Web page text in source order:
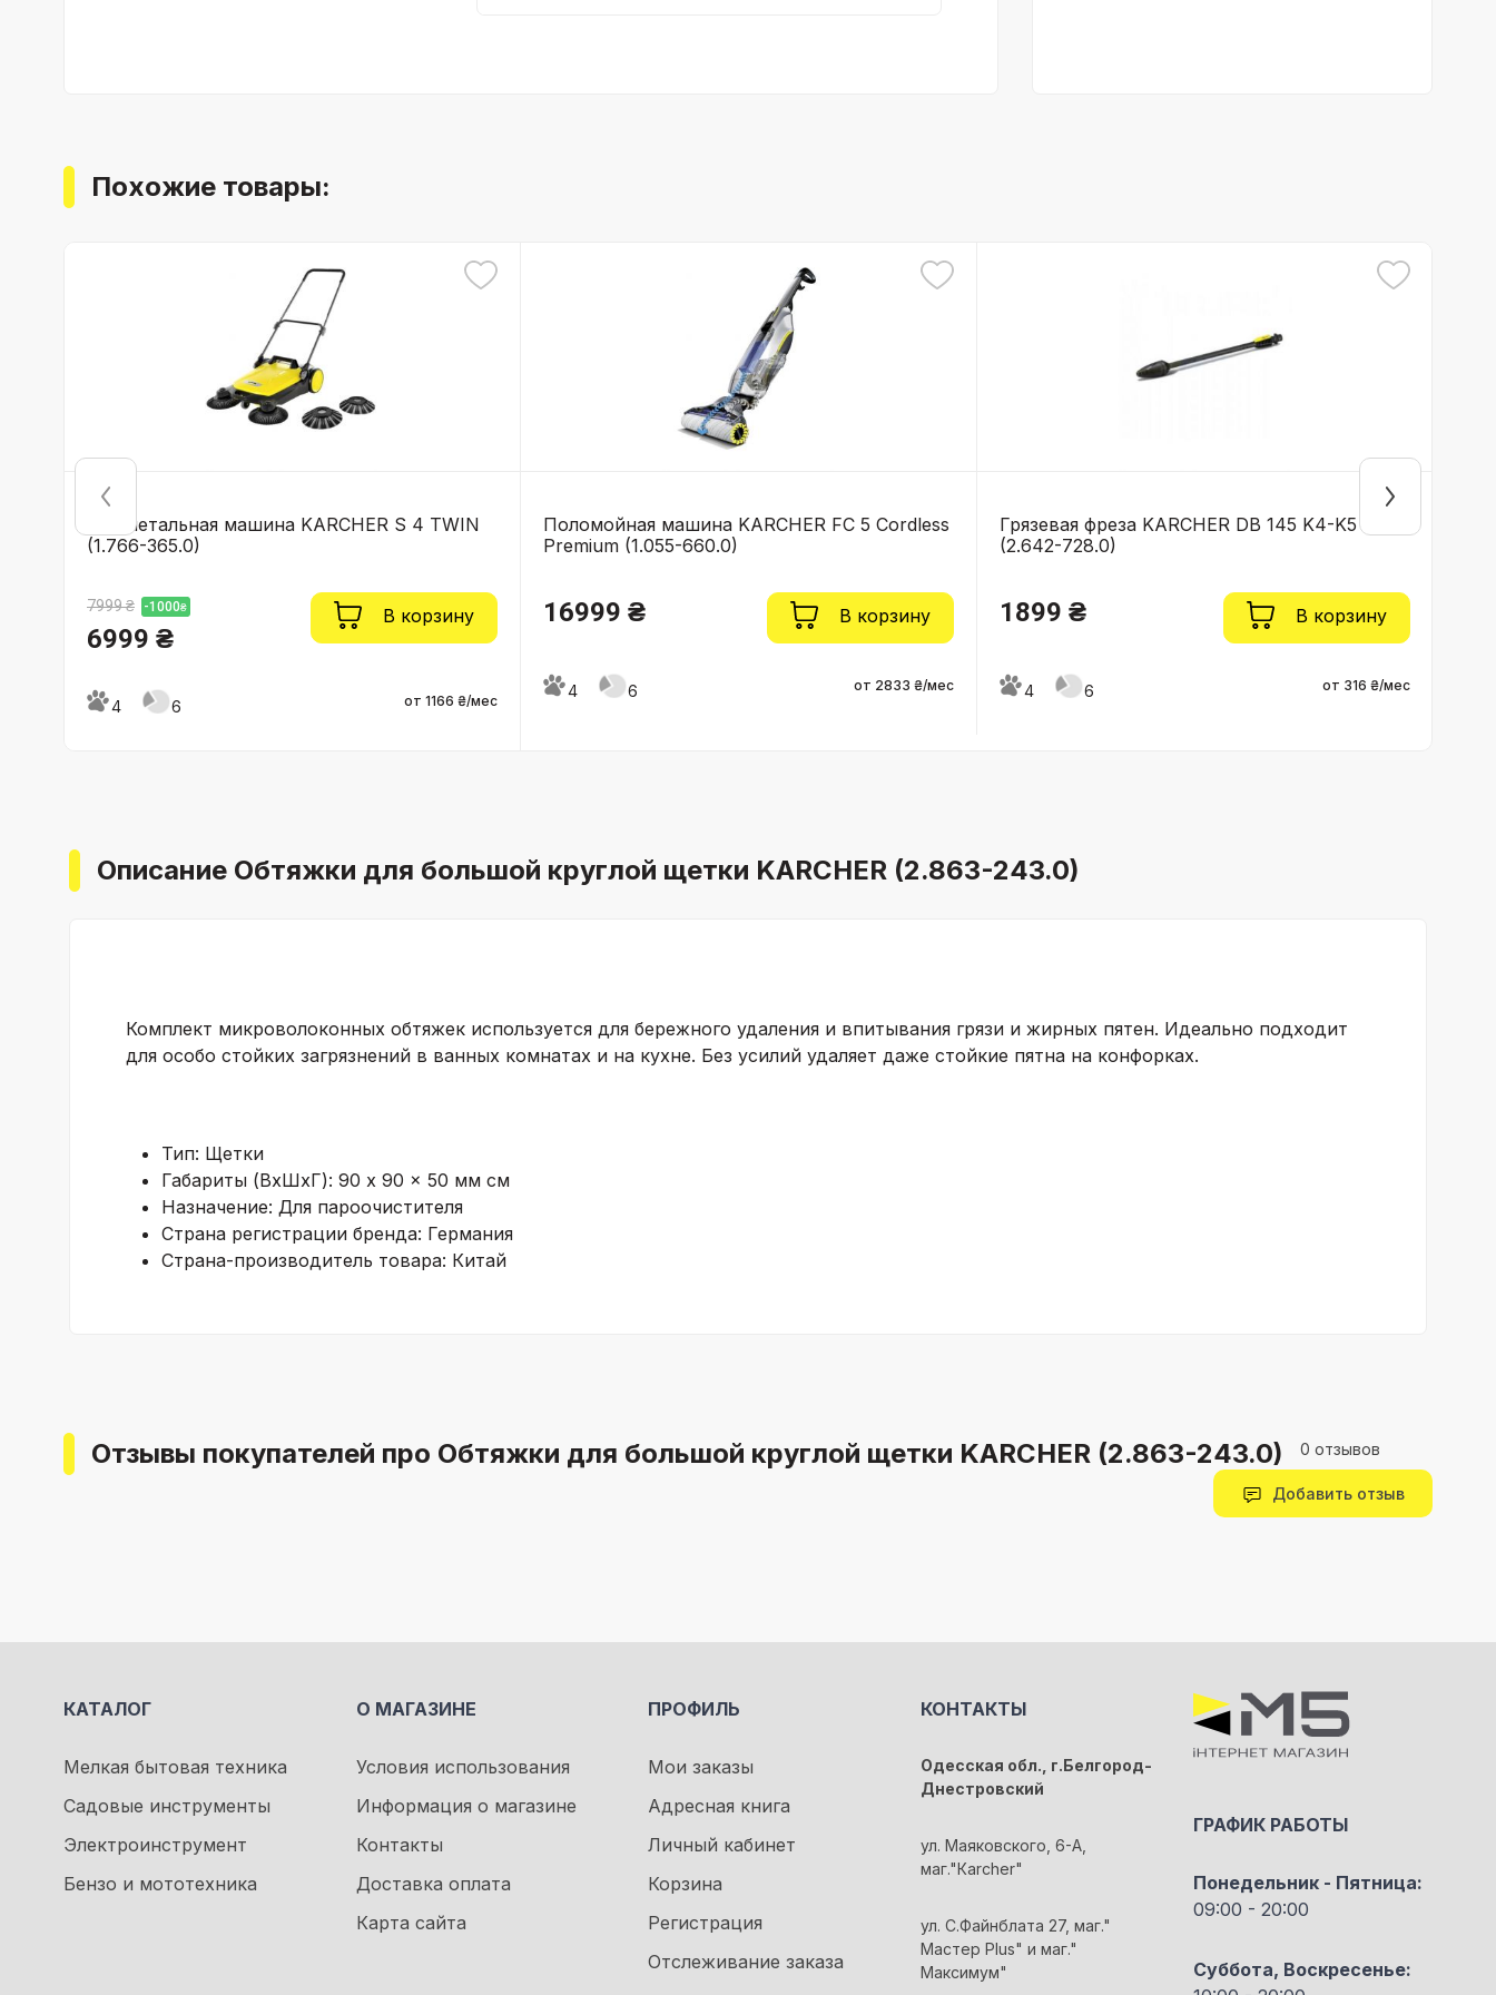
Похожие товары:
Подметальная машина KARCHER S 4 TWIN
(1.766-365.0)
7999 ₴ -1000₴
6999 ₴
В корзину
4 6 от 1166 ₴/мес
Поломойная машина KARCHER FC 5 Cordless
Premium (1.055-660.0)
16999 ₴ В корзину
4 6 от 2833 ₴/мес
Грязевая фреза KARCHER DB 145 K4-K5
(2.642-728.0)
1899 ₴ В корзину
4 6 от 316 ₴/мес
Описание Обтяжки для большой круглой щетки KARCHER (2.863-243.0)
Комплект микроволоконных обтяжек используется для бережного удаления и впитывания грязи и жирных пятен. Идеально подходит
для особо стойких загрязнений в ванных комнатах и на кухне. Без усилий удаляет даже стойкие пятна на конфорках.
Тип: Щетки
Габариты (ВхШхГ): 90 x 90 x 50 мм см
Назначение: Для пароочистителя
Страна регистрации бренда: Германия
Страна-производитель товара: Китай
Отзывы покупателей про Обтяжки для большой круглой щетки KARCHER (2.863-243.0) 0 отзывов
Добавить отзыв
КАТАЛОГ
Мелкая бытовая техника
Садовые инструменты
Электроинструмент
Бензо и мототехника
О МАГАЗИНЕ
Условия использования
Информация о магазине
Контакты
Доставка оплата
Карта сайта
ПРОФИЛЬ
Мои заказы
Адресная книга
Личный кабинет
Корзина
Регистрация
Отслеживание заказа
КОНТАКТЫ
Одесская обл., г.Белгород-
Днестровский
ул. Маяковского, 6-А,
маг."Кarcher"
ул. С.Файнблата 27, маг."
Мастер Plus" и маг."
Максимум"
ГРАФИК РАБОТЫ
Понедельник - Пятница:
09:00 - 20:00
Суббота, Воскресенье: